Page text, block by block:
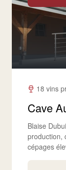
18 vins
Cave
Blaise
production,
cépages